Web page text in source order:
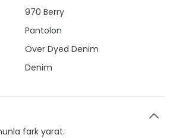
970 Berry
Pantolon
Over Dyed Denim
Denim
fark yarat.